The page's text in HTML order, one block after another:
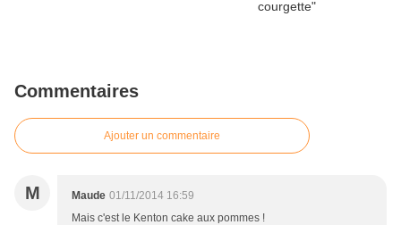
Commentaires
Ajouter un commentaire
M Maude 01/11/2014 16:59
Mais c'est le Kenton cake aux pommes !